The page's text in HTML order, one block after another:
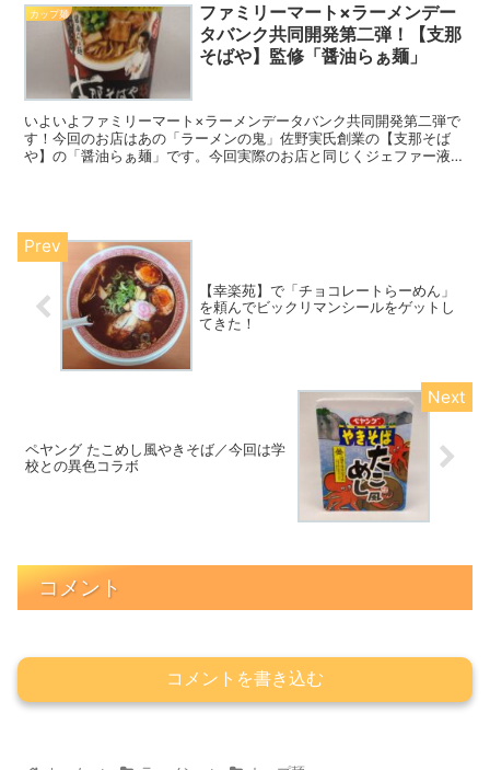
カップ麺
ファミリーマート×ラーメンデー
タバンク共同開発第二弾！【支那
そばや】監修「醤油らぁ麺」
いよいよファミリーマート×ラーメンデータバンク共同開発第二弾で
す！今回のお店はあの「ラーメンの鬼」佐野実氏創業の【支那そば
や】の「醤油らぁ麺」です。今回実際のお店と同じくジェファー液
【幸楽苑】で「チョコレートらーめん」
を頼んでビックリマンシールをゲットし
てきた！
ペヤング たこめし風やきそば／今回は学
校との異色コラボ
コメント
コメントを書き込む